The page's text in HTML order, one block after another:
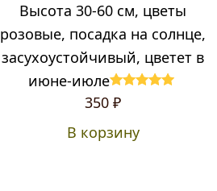
Высота 30-60 см, цветы
розовые, посадка на солнце,
засухоустойчивый, цветет в
июне-июле
Оценка
350₽
В корзину